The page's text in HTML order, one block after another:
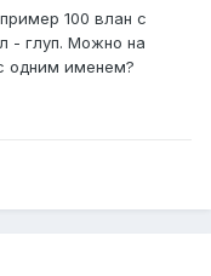
100 влан с
- глуп. Можно на
одним именем?